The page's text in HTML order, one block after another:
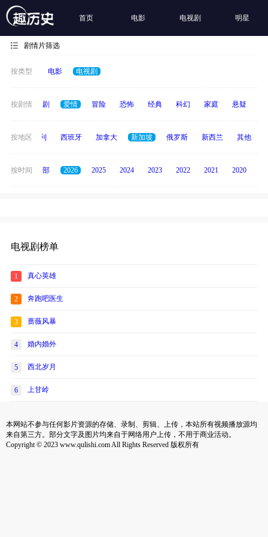
首页 电影 电视剧 明星
剧情片筛选
按类型 电影 电视剧
按剧情
全部 喜剧 爱情 冒险 恐怖 经典 科幻 家庭 悬疑
按地区
度 意大利 西班牙 加拿大 新加坡 俄罗斯 新西兰 其他
按时间 全部 2026 2025 2024 2023 2022 2021 2020
电视剧榜单
1 真心英雄
2 奔跑吧医生
3 蔷薇风暴
4 婚内婚外
5 西北岁月
6 上甘岭
本网站不参与任何影片资源的存储、录制、剪辑、上传，本站所有视频播放源均
来自第三方。部分文字及图片均来自于网络用户上传，不用于商业活动。
Copyright © 2023 www.qulishi.com All Rights Reserved 版权所有